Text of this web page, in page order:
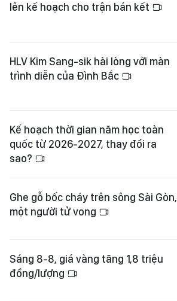
lên kế hoạch cho trận bán kết
HLV Kim Sang-sik hài lòng với màn
trình diễn của Đình Bắc
Kế hoạch thời gian năm học toàn
quốc từ 2026-2027, thay đổi ra
sao?
Ghe gỗ bốc cháy trên sông Sài Gòn,
một người tử vong
Sáng 8-8, giá vàng tăng 1,8 triệu
đồng/lượng